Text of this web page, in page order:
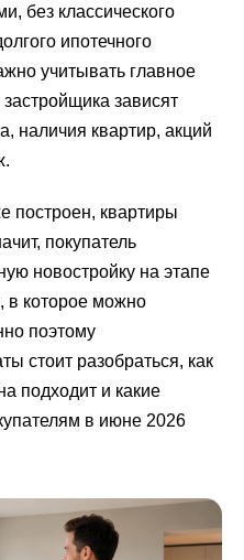
без классического
ипотечного
учитывать главное
зависят
наличия квартир, акций
построен, квартиры
покупатель
новостройку на этапе
в которое можно
поэтому
стоит разобраться, как
подходит и какие
в июне 2026